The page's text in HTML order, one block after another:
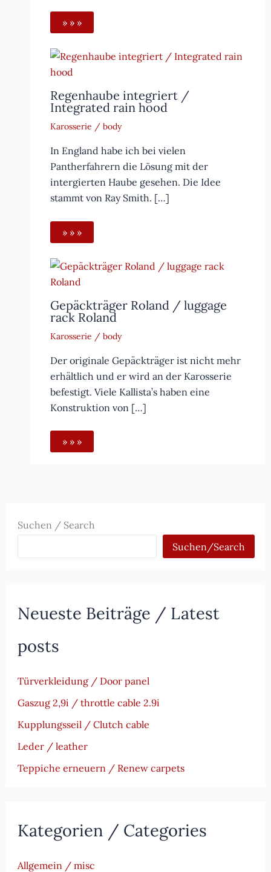
» » »
Regenhaube integriert /
Integrated rain hood
Karosserie / body
In England habe ich bei vielen
Pantherfahrern die Lösung mit der
intergierten Haube gesehen. Die Idee
stammt von Ray Smith. […]
» » »
Gepäckträger Roland / luggage
rack Roland
Karosserie / body
Der originale Gepäckträger ist nicht mehr
erhältlich und er wird an der Karosserie
befestigt. Viele Kallista’s haben eine
Konstruktion von […]
» » »
Suchen / Search
Suchen/Search
Neueste Beiträge / Latest
posts
Türverkleidung / Door panel
Gaszug 2,9i / throttle cable 2.9i
Kupplungsseil / Clutch cable
Leder / leather
Teppiche erneuern / Renew carpets
Kategorien / Categories
Allgemein / misc